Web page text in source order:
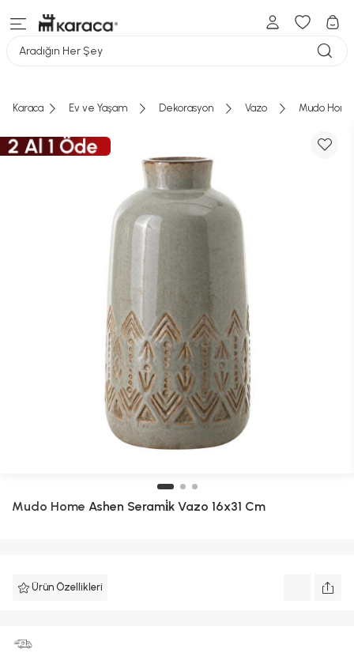
Aradığın Her Şey
Karaca Ev ve Yaşam Dekorasyon Vazo Mudo
Mudo Home Ashen Serami̇k Vazo 16x31 Cm
Ürün Özellikleri